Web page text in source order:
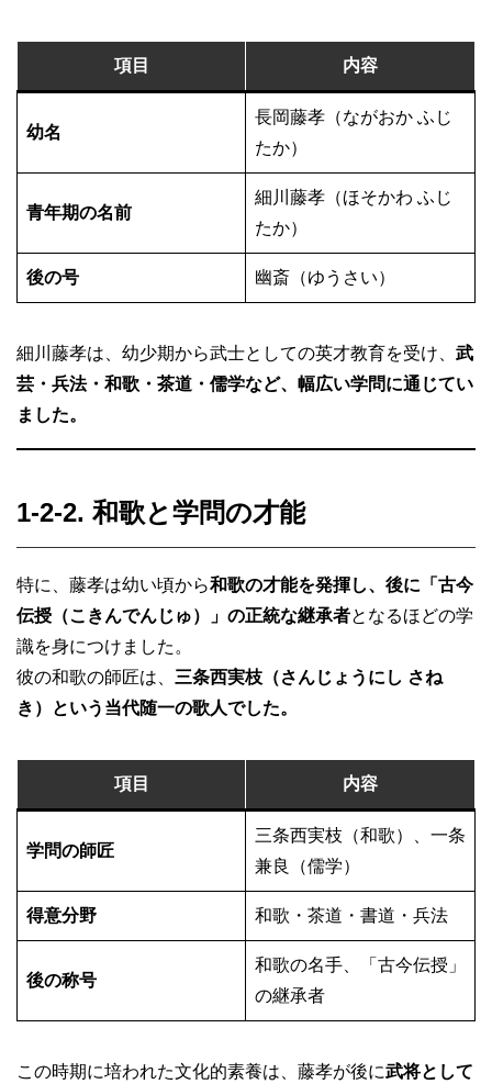
項目 内容
幼名
長岡藤孝（ながおか ふじ
たか）
青年期の名前
細川藤孝（ほそかわ ふじ
たか）
後の号 幽斎（ゆうさい）
細川藤孝は、幼少期から武士としての英才教育を受け、 武
芸・兵法・和歌・茶道・儒学など、幅広い学問に通じてい
ました。
1-2-2. 和歌と学問の才能
特に、藤孝は幼い頃から和歌の才能を発揮し、後に「古今
伝授（こきんでんじゅ）」の正統な継承者となるほどの学
識を身につけました。
彼の和歌の師匠は、 三条西実枝（さんじょうにし さね
き）という当代随一の歌人でした。
項目 内容
学問の師匠
三条西実枝（和歌）、一条
兼良（儒学）
得意分野 和歌・茶道・書道・兵法
後の称号
和歌の名手、「古今伝授」
の継承者
この時期に培われた文化的素養は、藤孝が後に武将として